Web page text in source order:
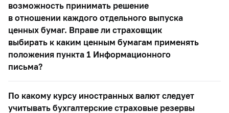
возможность принимать решение
в отношении каждого отдельного выпуска
ценных бумаг. Вправе ли страховщик
выбирать к каким ценным бумагам применять
положения пункта 1 Информационного
письма?
По какому курсу иностранных валют следует
учитывать бухгалтерские страховые резервы